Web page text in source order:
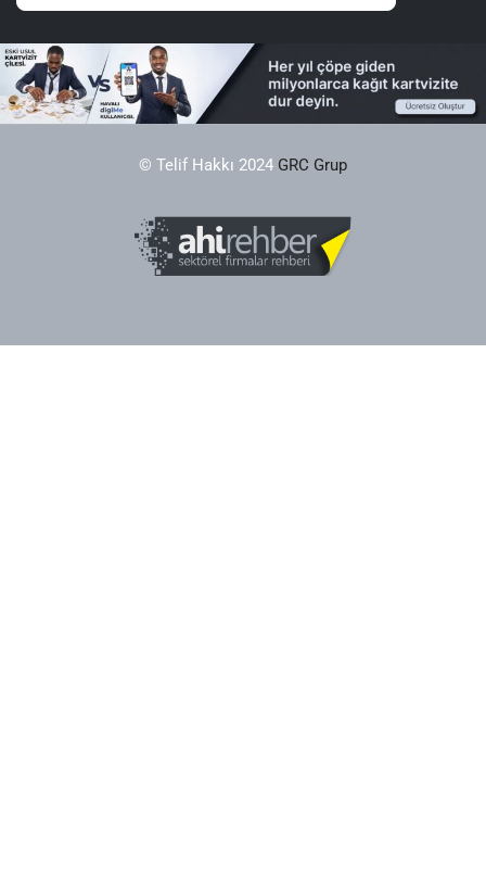
© Telif Hakkı 2024 GRC Grup